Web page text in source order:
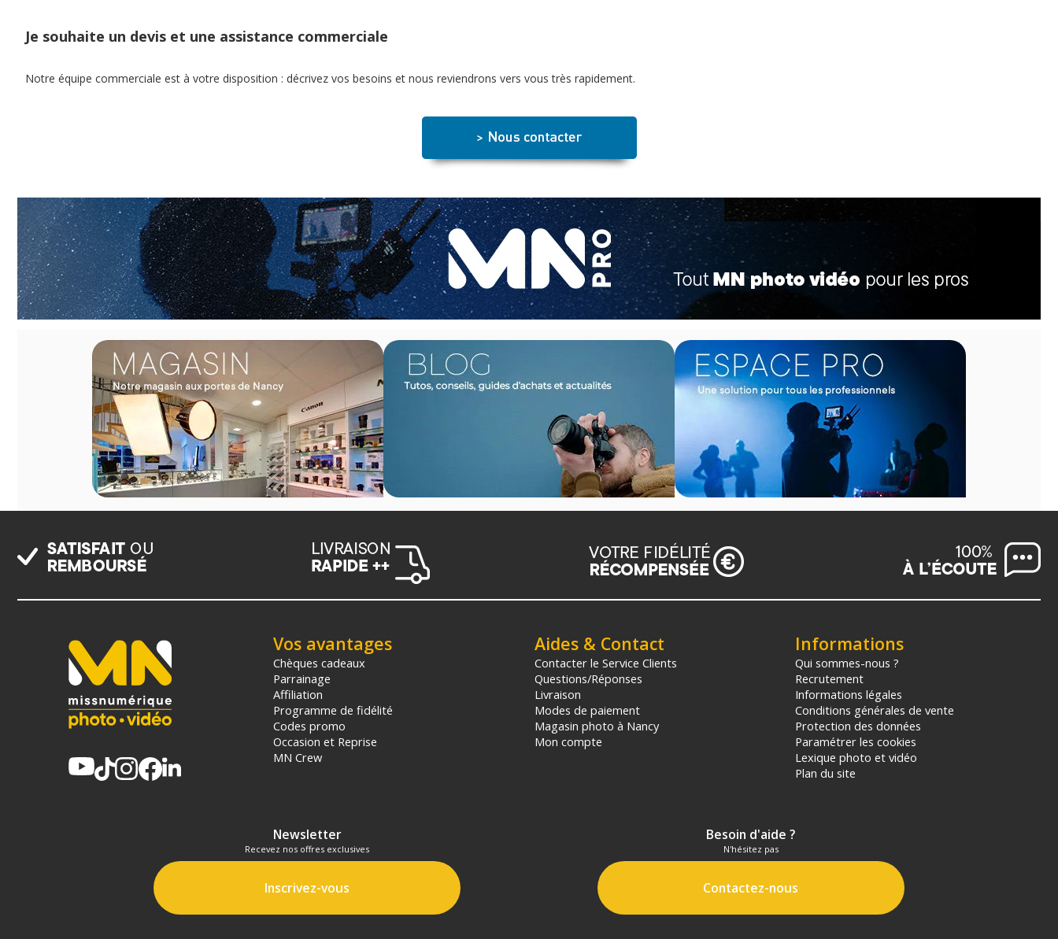
Je souhaite un devis et une assistance commerciale
Notre équipe commerciale est à votre disposition : décrivez vos besoins et nous reviendrons vers vous très rapidement.
Vos avantages
Chèques cadeaux
Parrainage
Affiliation
Programme de fidélité
Codes promo
Occasion et Reprise
MN Crew
Aides & Contact
Contacter le Service Clients
Questions/Réponses
Livraison
Modes de paiement
Magasin photo à Nancy
Mon compte
Informations
Qui sommes-nous ?
Recrutement
Informations légales
Conditions générales de vente
Protection des données
Paramétrer les cookies
Lexique photo et vidéo
Plan du site
Newsletter
Recevez nos offres exclusives
Inscrivez-vous
Besoin d'aide ?
N'hésitez pas
Contactez-nous